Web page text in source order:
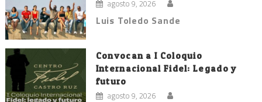
agosto 9, 2026
Luis Toledo Sande
Convocan a I Coloquio
Internacional Fidel: Legado y
futuro
agosto 9, 2026